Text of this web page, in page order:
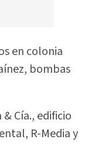
en colonia
bombas
Cía., edificio
R-Media y